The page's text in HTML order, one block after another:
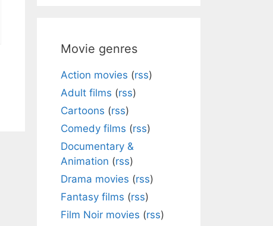
Movie genres
Action movies (rss)
Adult films (rss)
Cartoons (rss)
Comedy films (rss)
Documentary &
Animation (rss)
Drama movies (rss)
Fantasy films (rss)
Film Noir movies (rss)